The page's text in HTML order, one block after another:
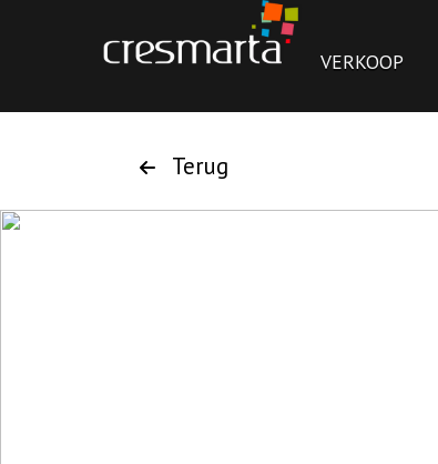
VERKOOP
Terug